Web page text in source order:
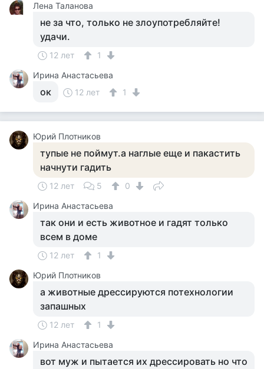
Лена Таланова
не за что, только не злоупотребляйте!
удачи.
12 лет
1
Ирина Анастасьева
ок 12 лет 1
Юрий Плотников
тупые не поймут.а наглые еще и пакастить
начнути гадить
12 лет 5
0
Ирина Анастасьева
так они и есть животное и гадят только
всем в доме
12 лет
1
Юрий Плотников
а животные дрессируются потехнологии
запашных
12 лет
1
Ирина Анастасьева
вот муж и пытается их дрессировать но что